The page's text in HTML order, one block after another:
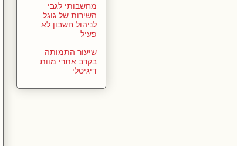
מחשבותי לגבי
השירות של גוגל
לניהול חשבון לא
פעיל
שיעור התמותה
בקרב אתרי מוות
דיגיטלי